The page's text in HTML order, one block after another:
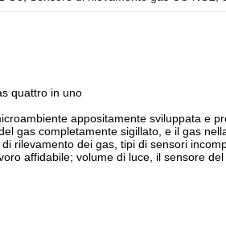
quattro in uno
appositamente sviluppata e
gas completamente sigillato, e il gas
rilevamento dei gas, tipi di sensori
affidabile; volume di luce, il sensore